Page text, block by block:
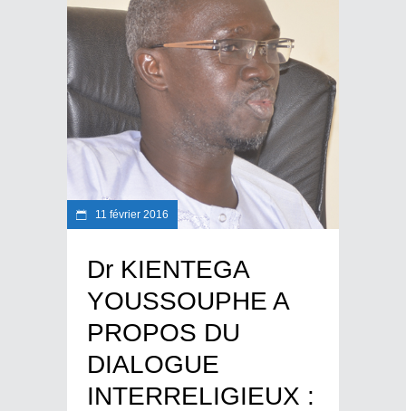
11 février 2016
Dr KIENTEGA
YOUSSOUPHE A
PROPOS DU
DIALOGUE
INTERRELIGIEUX :